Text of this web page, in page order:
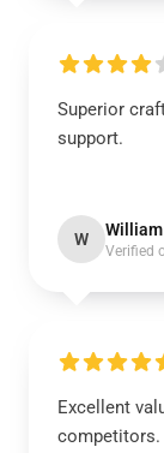
Superior
support.
W William
Verified
Excellent
competitors.